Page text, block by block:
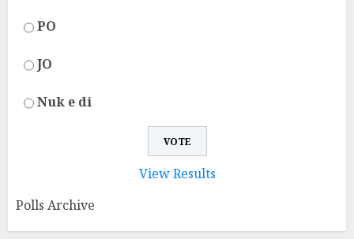
PO
JO
Nuk e di
View Results
Polls Archive